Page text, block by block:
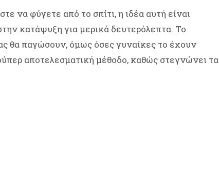
να φύγετε από το σπίτι, η ιδέα αυτή είναι
κατάψυξη για μερικά δευτερόλεπτα. Το
θα παγώσουν, όμως όσες γυναίκες το έχουν
αποτελεσματική μέθοδο, καθώς στεγνώνει τα